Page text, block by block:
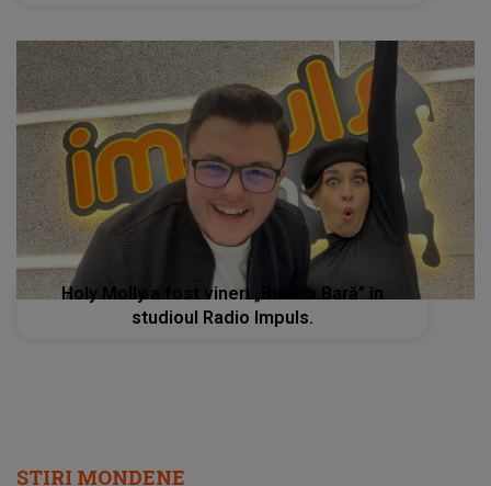
Holy Molly a fost vineri „Bară la Bară” în
studioul Radio Impuls.
STIRI MONDENE